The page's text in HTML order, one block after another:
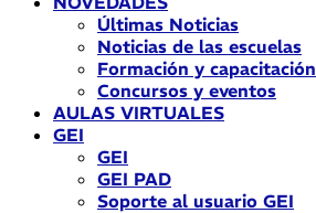
Últimas Noticias
Noticias de las escuelas
Formación y capacitación
Concursos y eventos
AULAS VIRTUALES
GEI
GEI
GEI PAD
Soporte al usuario GEI